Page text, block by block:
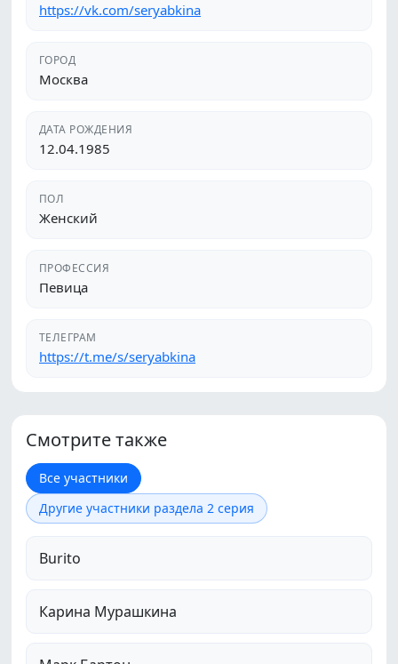
https://vk.com/seryabkina
ГОРОД
Москва
ДАТА РОЖДЕНИЯ
12.04.1985
ПОЛ
Женский
ПРОФЕССИЯ
Певица
ТЕЛЕГРАМ
https://t.me/s/seryabkina
Смотрите также
Все участники
Другие участники раздела 2 серия
Burito
Карина Мурашкина